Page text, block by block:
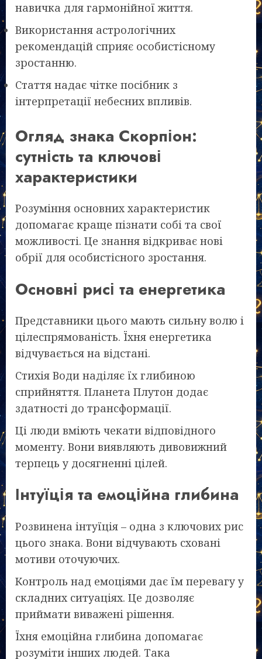
навичка для гармонійної життя.
Використання астрологічних
рекомендацій сприяє особистісному
зростанню.
Стаття надає чітке посібник з
інтерпретації небесних впливів.
Огляд знака Скорпіон:
сутність та ключові
характеристики
Розуміння основних характеристик
допомагає краще пізнати собі та свої
можливості. Це знання відкриває нові
обрії для особистісного зростання.
Основні рисі та енергетика
Представники цього мають сильну волю і
цілеспрямованість. Їхня енергетика
відчувається на відстані.
Стихія Води наділяє їх глибиною
сприйняття. Планета Плутон додає
здатності до трансформації.
Ці люди вміють чекати відповідного
моменту. Вони виявляють дивовижний
терпець у досягненні цілей.
Інтуїція та емоційна глибина
Розвинена інтуїція – одна з ключових рис
цього знака. Вони відчувають сховані
мотиви оточуючих.
Контроль над емоціями дає їм перевагу у
складних ситуаціях. Це дозволяє
приймати виважені рішення.
Їхня емоційна глибина допомагає
розуміти інших людей. Така